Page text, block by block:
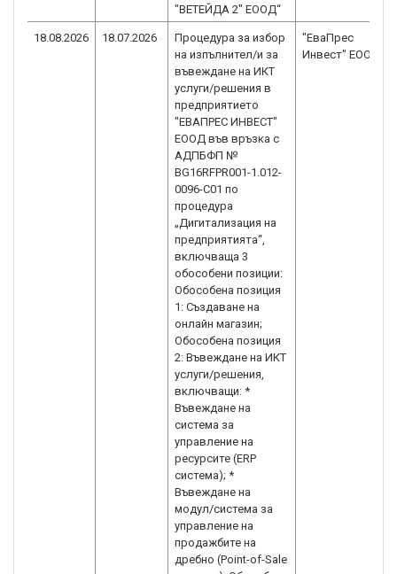
"ВЕТЕЙДА 2" ЕООД“
18.08.2026 18.07.2026
Процедура за избор
на изпълнител/и за
въвеждане на ИКТ
услуги/решения в
предприятието
"ЕВАПРЕС ИНВЕСТ"
ЕООД във връзка с
АДПБФП №
BG16RFPR001-1.012-
0096-C01 по
процедура
„Дигитализация на
предприятията“,
включваща 3
обособени позиции:
Обособена позиция
1: Създаване на
онлайн магазин;
Обособена позиция
2: Въвеждане на ИКТ
услуги/решения,
включващи: *
Въвеждане на
система за
управление на
ресурсите (ERP
система); *
Въвеждане на
модул/система за
управление на
продажбите на
дребно (Point-of-Sale
"ЕваПрес
Инвест" ЕООД